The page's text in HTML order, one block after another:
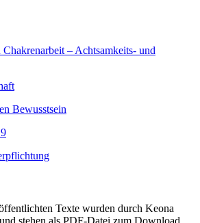
– Achtsamkeits- und
Bewusstsein
Texte wurden durch Keona